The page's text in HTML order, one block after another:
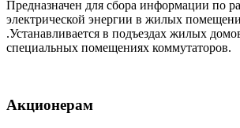
Предназначен для сбора информации по
электрической энергии в жилых
.Устанавливается в подъездах жилых
специальных помещениях коммутаторов.
Акционерам